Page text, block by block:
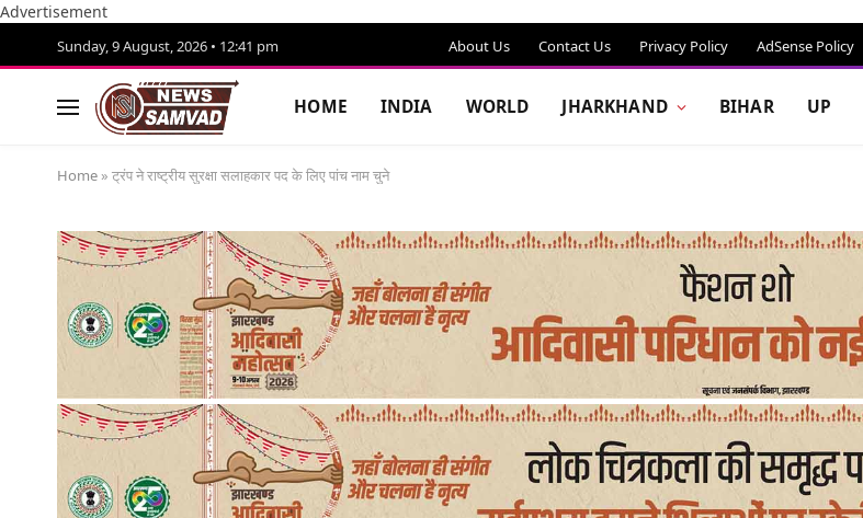
Advertisement
Sunday, 9 August, 2026 • 12:41 pm About Us Contact Us Privacy Policy AdSense Policy
HOME INDIA WORLD JHARKHAND BIHAR UP
Home » ट्रंप ने राष्ट्रीय सुरक्षा सलाहकार पद के लिए पांच नाम चुने